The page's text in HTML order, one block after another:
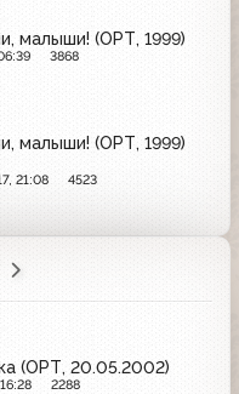
малыши! (ОРТ, 1999)
3868
малыши! (ОРТ, 1999)
21:08 4523
(ОРТ, 20.05.2002)
2288